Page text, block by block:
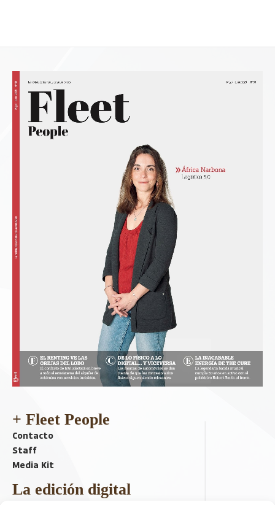
+ Fleet People
Contacto
Staff
Media Kit
La edición digital